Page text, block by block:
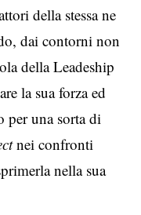
della stessa ne
dai contorni non
della Leadeship
la sua forza ed
per una sorta di
nei confronti
nella sua